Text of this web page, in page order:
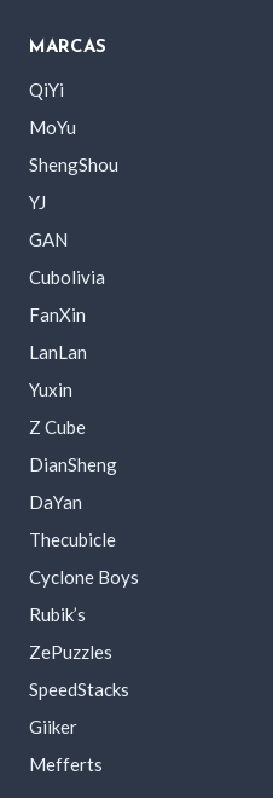
MARCAS
QiYi
MoYu
ShengShou
YJ
GAN
Cubolivia
FanXin
LanLan
Yuxin
Z Cube
DianSheng
DaYan
Thecubicle
Cyclone Boys
Rubik’s
ZePuzzles
SpeedStacks
Giiker
Mefferts